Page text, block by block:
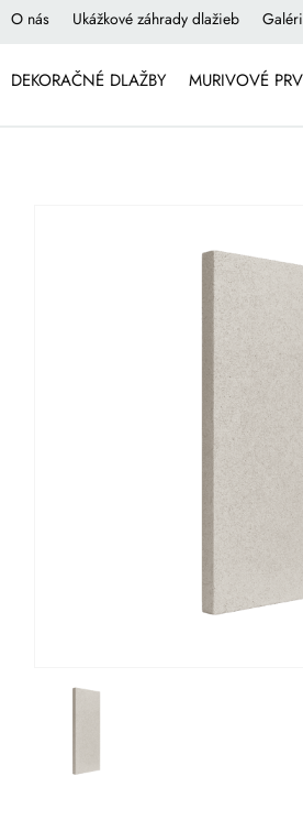
O nás Ukážkové záhrady dlažieb
DEKORAČNÉ DLAŽBY MURIVOVÉ